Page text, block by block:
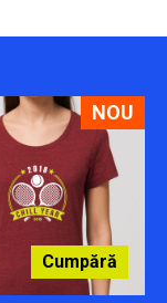
NOU
Cumpără